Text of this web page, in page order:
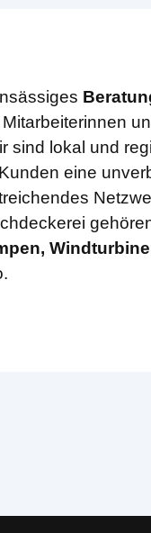
sind lokal und
eine